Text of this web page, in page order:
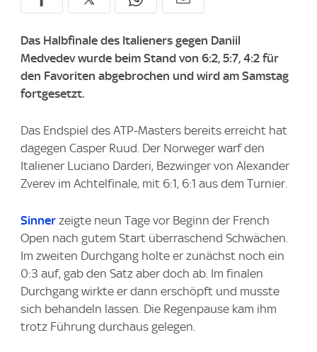
Das Halbfinale des Italieners gegen Daniil
Medvedev wurde beim Stand von 6:2, 5:7, 4:2 für
den Favoriten abgebrochen und wird am Samstag
fortgesetzt.
Das Endspiel des ATP-Masters bereits erreicht hat
dagegen Casper Ruud. Der Norweger warf den
Italiener Luciano Darderi, Bezwinger von Alexander
Zverev im Achtelfinale, mit 6:1, 6:1 aus dem Turnier.
Sinner zeigte neun Tage vor Beginn der French
Open nach gutem Start überraschend Schwächen.
Im zweiten Durchgang holte er zunächst noch ein
0:3 auf, gab den Satz aber doch ab. Im finalen
Durchgang wirkte er dann erschöpft und musste
sich behandeln lassen. Die Regenpause kam ihm
trotz Führung durchaus gelegen.